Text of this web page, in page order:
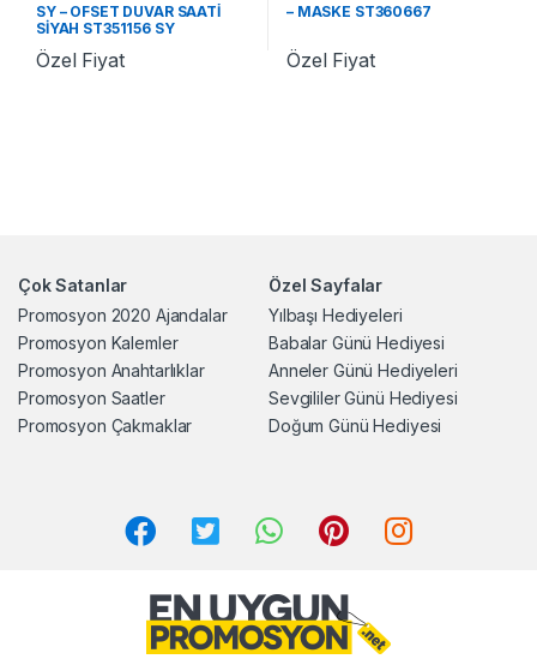
SY – OFSET DUVAR SAATİ
SİYAH ST351156 SY
Özel Fiyat
– MASKE ST360667
Özel Fiyat
Çok Satanlar
Promosyon 2020 Ajandalar
Promosyon Kalemler
Promosyon Anahtarlıklar
Promosyon Saatler
Promosyon Çakmaklar
Özel Sayfalar
Yılbaşı Hediyeleri
Babalar Günü Hediyesi
Anneler Günü Hediyeleri
Sevgililer Günü Hediyesi
Doğum Günü Hediyesi